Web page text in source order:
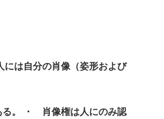
には自分の肖像（姿形および
。
・ 肖像権は人にのみ認